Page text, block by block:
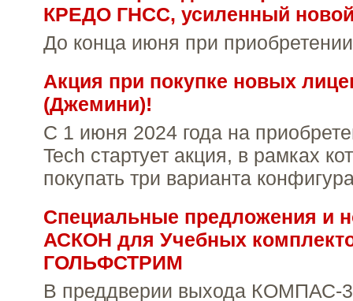
КРЕДО ГНСС, усиленный
До конца июня при
Акция при покупке новых
(Джемини)!
С 1 июня 2024 года на
Tech стартует акция, в рамках
покупать три варианта
Специальные предложения и
АСКОН для Учебных
ГОЛЬФСТРИМ
В преддверии выхода КОМПАС-